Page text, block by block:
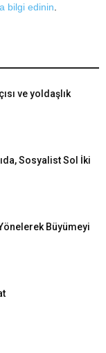
bilgi edinin
ve yoldaşlık
Sosyalist Sol İki
Büyümeyi